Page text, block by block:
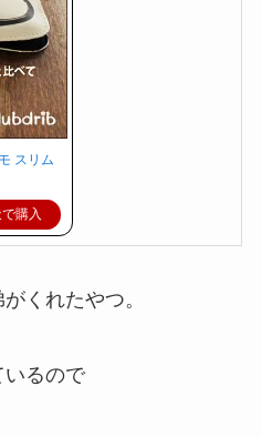
スリム
購入
くれたやつ。
いるので